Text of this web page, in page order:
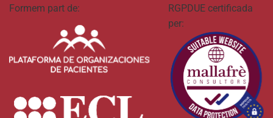
Formem part de:
RGPDUE certificada
per: